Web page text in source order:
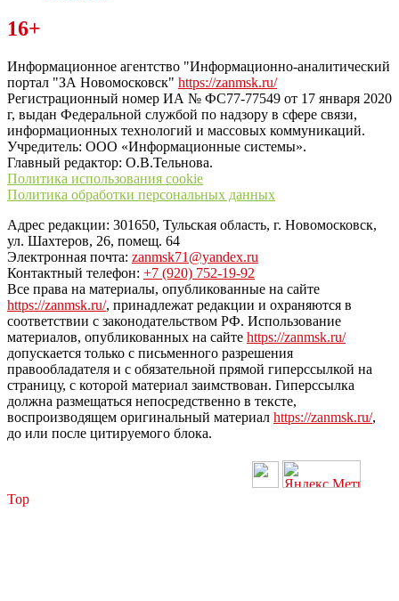
Читайте последние новости дня в Тульской области на сайте
“ЗаНовомосковск”
16+
Информационное агентство "Информационно-аналитический
портал "ЗА Новомосковск" https://zanmsk.ru/
Регистрационный номер ИА № ФС77-77549 от 17 января 2020
г, выдан Федеральной службой по надзору в сфере связи,
информационных технологий и массовых коммуникаций.
Учредитель: ООО «Информационные системы».
Главный редактор: О.В.Тельнова.
Политика использования cookie
Политика обработки персональных данных
Адрес редакции: 301650, Тульская область, г. Новомосковск,
ул. Шахтеров, 26, помещ. 64
Электронная почта: zanmsk71@yandex.ru
Контактный телефон: +7 (920) 752-19-92
Все права на материалы, опубликованные на сайте
https://zanmsk.ru/, принадлежат редакции и охраняются в
соответствии с законодательством РФ. Использование
материалов, опубликованных на сайте https://zanmsk.ru/
допускается только с письменного разрешения
правообладателя и с обязательной прямой гиперссылкой на
страницу, с которой материал заимствован. Гиперссылка
должна размещаться непосредственно в тексте,
воспроизводящем оригинальный материал https://zanmsk.ru/,
до или после цитируемого блока.
Top